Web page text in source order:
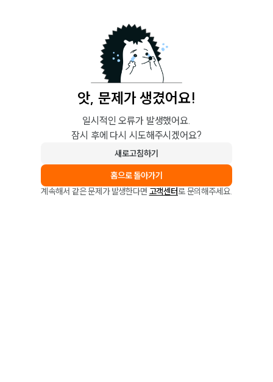
앗, 문제가 생겼어요!
일시적인 오류가 발생했어요.
잠시 후에 다시 시도해주시겠어요?
새로고침하기
홈으로 돌아가기
계속해서 같은 문제가 발생한다면 고객센터로 문의해주세요.